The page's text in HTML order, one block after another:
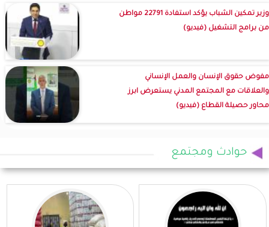
وزير تمكين الشباب يؤكد استفادة 22791 مواطن
من برامج التشغيل (فيديو)
مفوض حقوق الإنسان والعمل الإنساني
والعلاقات مع المجتمع المدني يستعرض ابرز
محاور حصيلة القطاع (فيديو)
حوادث ومجتمع